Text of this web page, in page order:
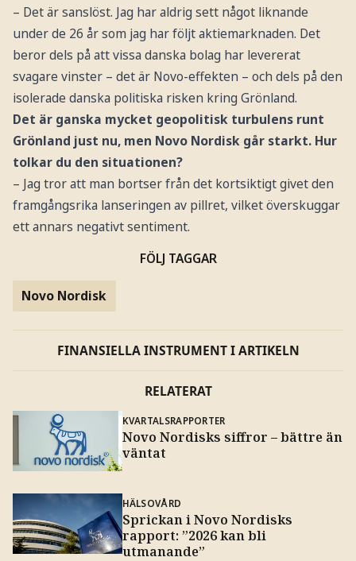
– Det är sanslöst. Jag har aldrig sett något liknande
under de 26 år som jag har följt aktiemarknaden. Det
beror dels på att vissa danska bolag har levererat
svagare vinster – det är Novo-effekten – och dels på den
isolerade danska politiska risken kring Grönland.
Det är ganska mycket geopolitisk turbulens runt
Grönland just nu, men Novo Nordisk går starkt. Hur
tolkar du den situationen?
– Jag tror att man bortser från det kortsiktigt givet den
framgångsrika lanseringen av pillret, vilket överskuggar
ett annars negativt sentiment.
FÖLJ TAGGAR
Novo Nordisk
FINANSIELLA INSTRUMENT I ARTIKELN
RELATERAT
KVARTALSRAPPORTER
Novo Nordisks siffror – bättre än
väntat
HÄLSOVÅRD
Sprickan i Novo Nordisks
rapport: ”2026 kan bli
utmanande”